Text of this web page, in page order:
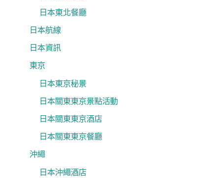
日本東北餐廳
日本航線
日本資訊
東京
日本東京秘景
日本關東東京景點活動
日本關東東京酒店
日本關東東京餐廳
沖繩
日本沖繩酒店